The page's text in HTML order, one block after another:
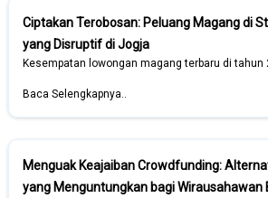
Ciptakan Terobosan: Peluang Magang di
yang Disruptif di Jogja
Kesempatan lowongan magang terbaru di tahun
Baca Selengkapnya..
Menguak Keajaiban Crowdfunding:
yang Menguntungkan bagi Wirausahawan